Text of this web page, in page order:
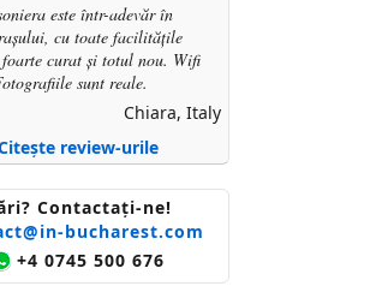
este într-adevăr în
cu toate facilitățile
curat și totul nou. Wifi
sunt reale.
Chiara, Italy
review-urile
Contactaţi-ne!
bucharest.com
+4 0745 500 676